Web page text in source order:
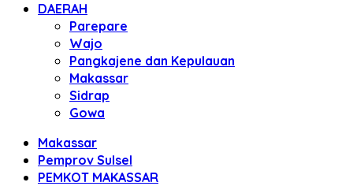
DAERAH
Parepare
Wajo
Pangkajene dan Kepulauan
Makassar
Sidrap
Gowa
Makassar
Pemprov Sulsel
PEMKOT MAKASSAR